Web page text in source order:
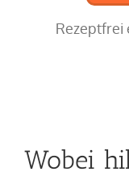
Rezeptfrei
Wobei